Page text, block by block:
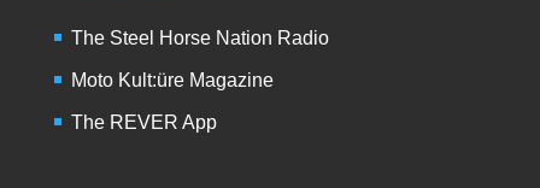
The Steel Horse Nation Radio
Moto Kult:üre Magazine
The REVER App